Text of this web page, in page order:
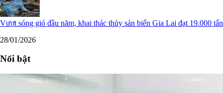
Vượt sóng gió đầu năm, khai thác thủy sản biển Gia Lai đạt 19.000 tấn
28/01/2026
Nổi bật